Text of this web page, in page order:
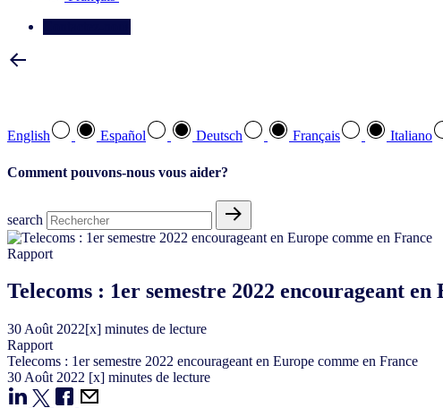
English Español Deutsch Français Italiano
Comment pouvons-nous vous aider?
search
Rapport
Telecoms : 1er semestre 2022 encourageant
30 Août 2022[x] minutes de lecture
Rapport
Telecoms : 1er semestre 2022 encourageant en Europe comme en France
30 Août 2022 [x] minutes de lecture